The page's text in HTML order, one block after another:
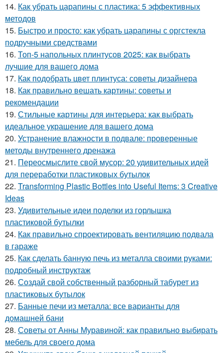
14. Как убрать царапины с пластика: 5 эффективных
методов
15. Быстро и просто: как убрать царапины с оргстекла
подручными средствами
16. Топ-5 напольных плинтусов 2025: как выбрать
лучшие для вашего дома
17. Как подобрать цвет плинтуса: советы дизайнера
18. Как правильно вешать картины: советы и
рекомендации
19. Стильные картины для интерьера: как выбрать
идеальное украшение для вашего дома
20. Устранение влажности в подвале: проверенные
методы внутреннего дренажа
21. Переосмыслите свой мусор: 20 удивительных идей
для переработки пластиковых бутылок
22. Transforming Plastic Bottles into Useful Items: 3 Creative
Ideas
23. Удивительные идеи поделки из горлышка
пластиковой бутылки
24. Как правильно спроектировать вентиляцию подвала
в гараже
25. Как сделать банную печь из металла своими руками:
подробный инструктаж
26. Создай свой собственный разборный табурет из
пластиковых бутылок
27. Банные печи из металла: все варианты для
домашней бани
28. Советы от Анны Муравиной: как правильно выбирать
мебель для своего дома